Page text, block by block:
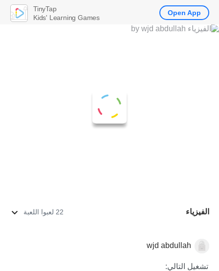
الفيزياء 22 لعبوا اللعبة
العلوم الفيزيائية
wjd abdullah
تشغيل التالي:
TinyTap
Kids' Learning Games
Open App